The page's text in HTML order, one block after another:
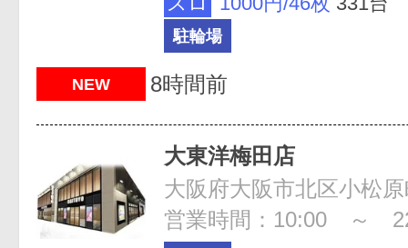
駐輪場
NEW 8時間前
大東洋梅田店
大阪府大阪市北区小松
営業時間：10:00 ～